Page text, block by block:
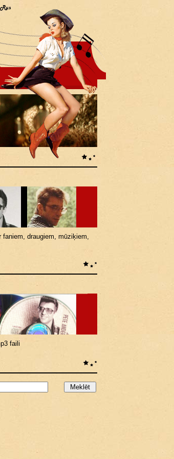
faniem, draugiem, mūziķiem,
faili